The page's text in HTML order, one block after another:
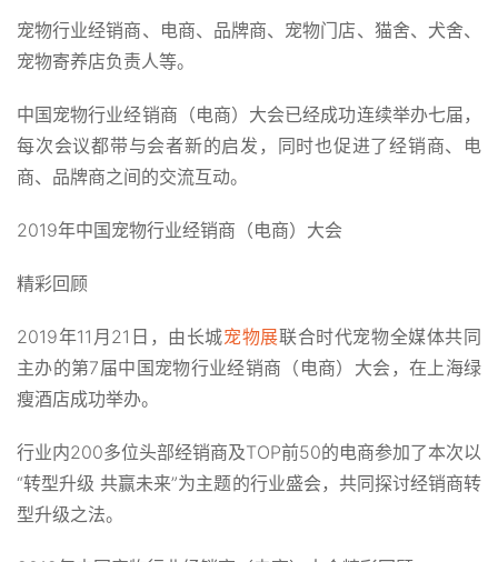
宠物行业经销商、电商、品牌商、宠物门店、猫舍、犬舍、
宠物寄养店负责人等。
中国宠物行业经销商（电商）大会已经成功连续举办七届，
每次会议都带与会者新的启发，同时也促进了经销商、电
商、品牌商之间的交流互动。
2019年中国宠物行业经销商（电商）大会
精彩回顾
2019年11月21日，由长城宠物展联合时代宠物全媒体共同
主办的第7届中国宠物行业经销商（电商）大会，在上海绿
瘦酒店成功举办。
行业内200多位头部经销商及TOP前50的电商参加了本次以
“转型升级 共赢未来”为主题的行业盛会，共同探讨经销商转
型升级之法。